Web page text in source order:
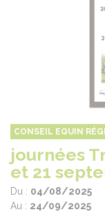
CONSEIL EQUIN
journées
et 21
Du : 04/08/2025
Au : 24/09/2025